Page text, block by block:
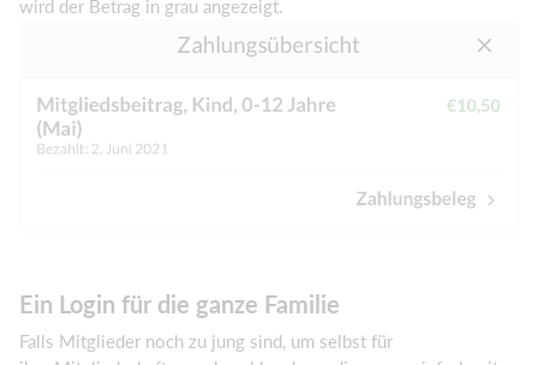
wird der Betrag in grau angezeigt.
Ein Login für die ganze Familie
Falls Mitglieder noch zu jung sind, um selbst für